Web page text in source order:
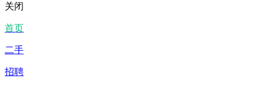
关闭
首页
二手
招聘